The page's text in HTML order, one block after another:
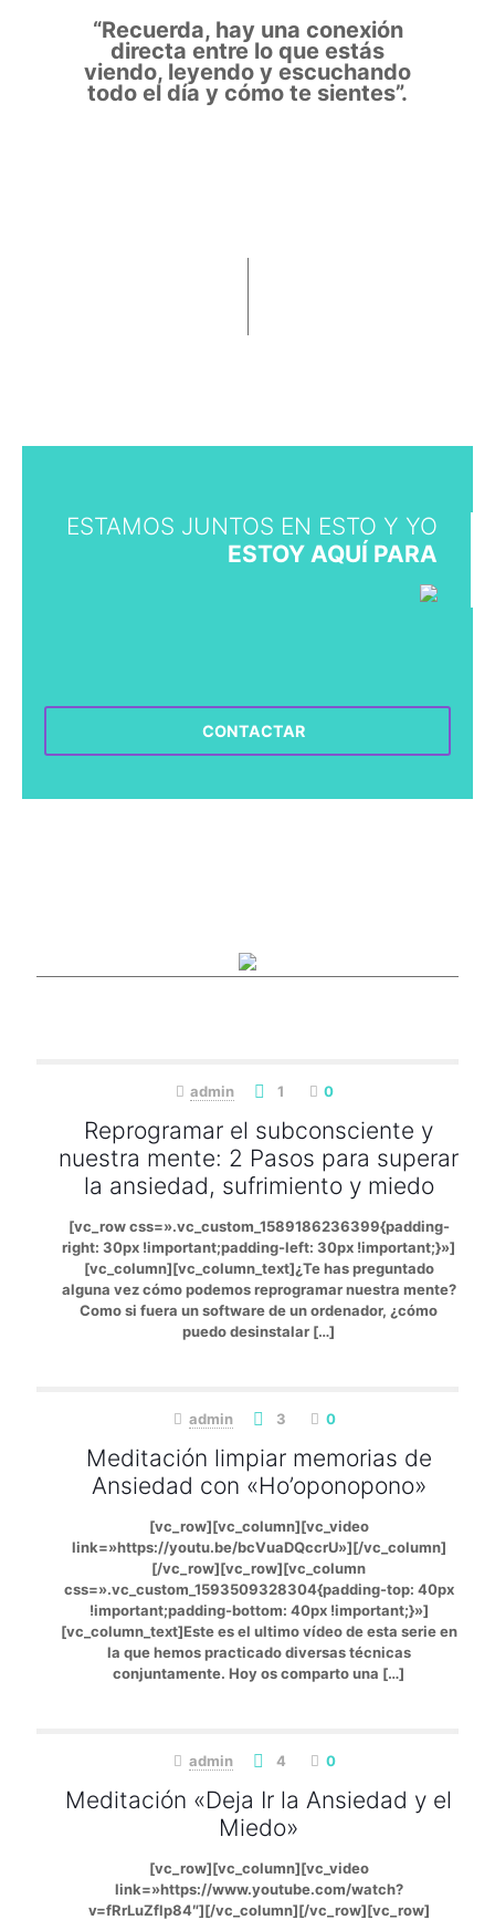
“Recuerda, hay una conexión
directa entre lo que estás
viendo, leyendo y escuchando
todo el día y cómo te sientes”.
ESTAMOS JUNTOS EN ESTO Y YO
ESTOY AQUÍ PARA
CONTACTAR
admin 1 0
Reprogramar el subconsciente y
nuestra mente: 2 Pasos para superar
la ansiedad, sufrimiento y miedo
[vc_row css=».vc_custom_1589186236399{padding-
right: 30px !important;padding-left: 30px !important;}»]
[vc_column][vc_column_text]¿Te has preguntado
alguna vez cómo podemos reprogramar nuestra mente?
Como si fuera un software de un ordenador, ¿cómo
puedo desinstalar […]
admin 3 0
Meditación limpiar memorias de
Ansiedad con «Ho’oponopono»
[vc_row][vc_column][vc_video
link=»https://youtu.be/bcVuaDQccrU»][/vc_column]
[/vc_row][vc_row][vc_column
css=».vc_custom_1593509328304{padding-top: 40px
!important;padding-bottom: 40px !important;}»]
[vc_column_text]Este es el ultimo vídeo de esta serie en
la que hemos practicado diversas técnicas
conjuntamente. Hoy os comparto una […]
admin 4 0
Meditación «Deja Ir la Ansiedad y el
Miedo»
[vc_row][vc_column][vc_video
link=»https://www.youtube.com/watch?
v=fRrLuZflp84″][/vc_column][/vc_row][vc_row]